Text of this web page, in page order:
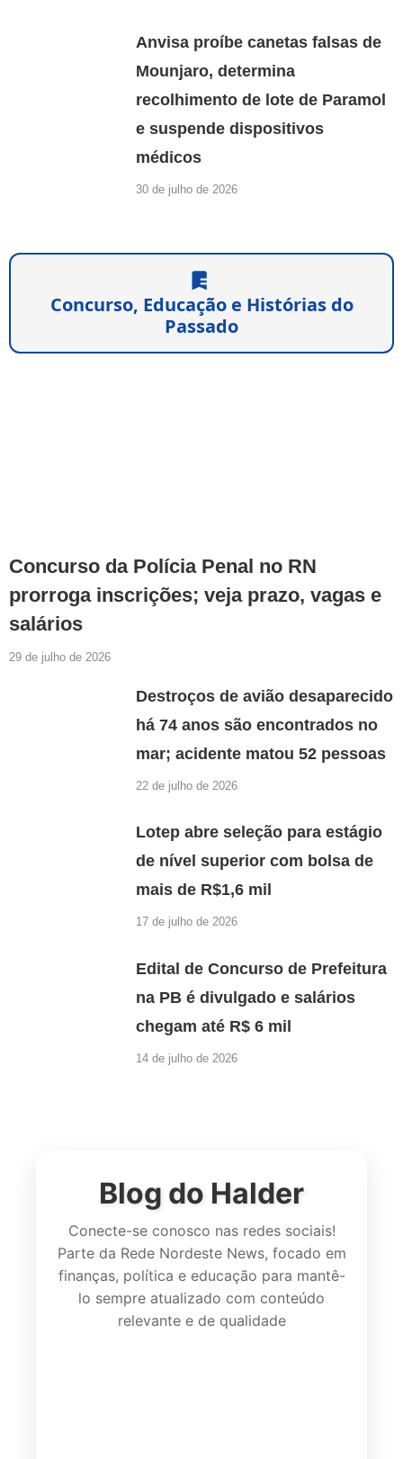
Anvisa proíbe canetas falsas de
Mounjaro, determina
recolhimento de lote de Paramol
e suspende dispositivos
médicos
30 de julho de 2026
Concurso, Educação e Histórias do
Passado
Concurso da Polícia Penal no RN
prorroga inscrições; veja prazo, vagas e
salários
29 de julho de 2026
Destroços de avião desaparecido
há 74 anos são encontrados no
mar; acidente matou 52 pessoas
22 de julho de 2026
Lotep abre seleção para estágio
de nível superior com bolsa de
mais de R$1,6 mil
17 de julho de 2026
Edital de Concurso de Prefeitura
na PB é divulgado e salários
chegam até R$ 6 mil
14 de julho de 2026
Blog do Halder
Conecte-se conosco nas redes sociais!
Parte da Rede Nordeste News, focado em
finanças, política e educação para mantê-
lo sempre atualizado com conteúdo
relevante e de qualidade